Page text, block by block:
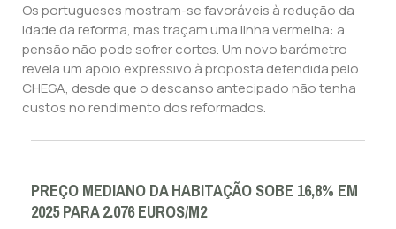
Os portugueses mostram-se favoráveis à redução da
idade da reforma, mas traçam uma linha vermelha: a
pensão não pode sofrer cortes. Um novo barómetro
revela um apoio expressivo à proposta defendida pelo
CHEGA, desde que o descanso antecipado não tenha
custos no rendimento dos reformados.
PREÇO MEDIANO DA HABITAÇÃO SOBE 16,8% EM
2025 PARA 2.076 EUROS/M2